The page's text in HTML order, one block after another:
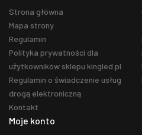
Strona główna
Mapa strony
Regulamin
Polityka prywatności dla
użytkowników sklepu kingled.pl
Regulamin o świadczenie usług
drogą elektroniczną
Kontakt
Moje konto